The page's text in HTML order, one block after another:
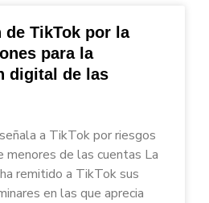
de TikTok por la
para la
digital de las
a TikTok por riesgos
menores de las cuentas La
remitido a TikTok sus
en las que aprecia